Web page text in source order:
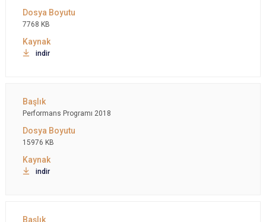
7768 KB
indir
Performans Programı 2018
15976 KB
indir